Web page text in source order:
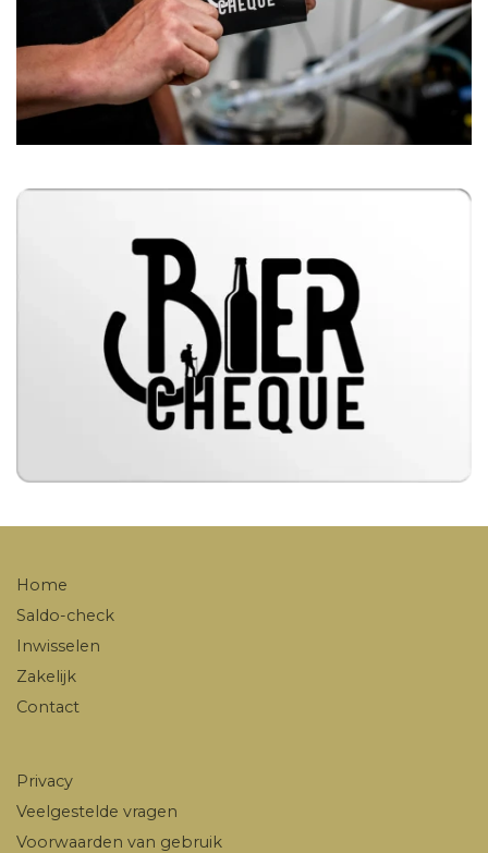
Home
Saldo-check
Inwisselen
Zakelijk
Contact
Privacy
Veelgestelde vragen
Voorwaarden van gebruik